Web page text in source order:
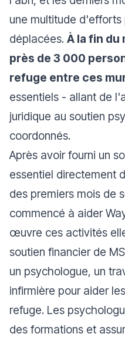
une multitude d'efforts
déplacées. À la fin du
près de 3 000
refuge entre ces
essentiels - allant de
juridique au soutien
coordonnés.
Après avoir fourni un
essentiel directement
des premiers mois de
commencé à aider
œuvre ces activités
soutien financier de
un psychologue, un
infirmière pour aider
refuge. Les
des formations et